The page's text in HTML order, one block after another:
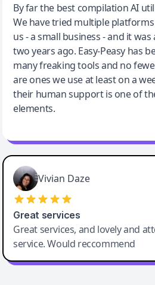
Jeff Wilson
By far the best compilation AI utility
By far the best compilation AI
We have tried multiple
us - a small business - and it
two years ago. Easy-Peasy has
many freaking tools and no
are ones we use at least on a
their human support is one of
elements.
Vivian Daze
Great services
Great services, and lovely and
service. Would reccommend